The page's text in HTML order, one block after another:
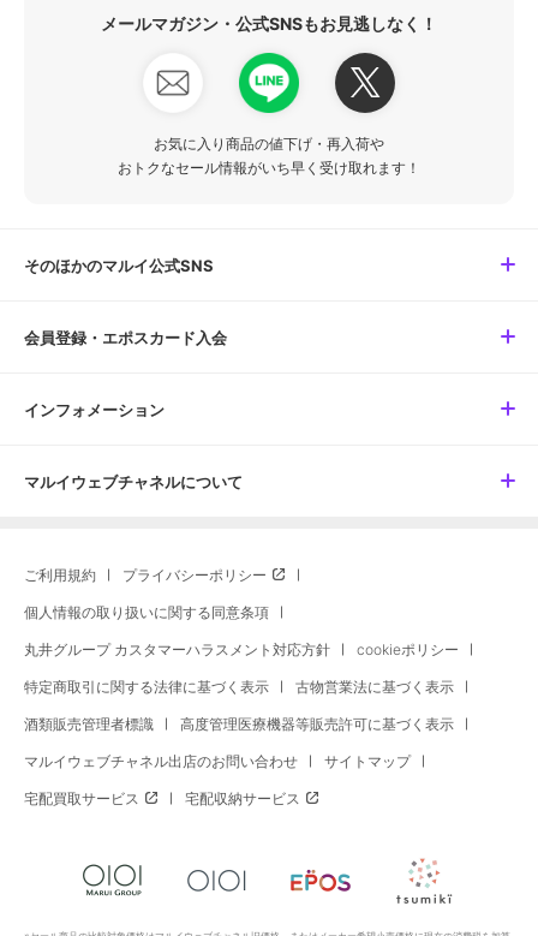
メールマガジン・公式SNSもお見逃しなく！
お気に入り商品の値下げ・再入荷や
おトクなセール情報がいち早く受け取れます！
そのほかのマルイ公式SNS
会員登録・エポスカード入会
インフォメーション
マルイウェブチャネルについて
ご利用規約 プライバシーポリシー
個人情報の取り扱いに関する同意条項
丸井グループ カスタマーハラスメント対応方針 cookieポリシー
特定商取引に関する法律に基づく表示 古物営業法に基づく表示
酒類販売管理者標識 高度管理医療機器等販売許可に基づく表示
マルイウェブチャネル出店のお問い合わせ サイトマップ
宅配買取サービス 宅配収納サービス